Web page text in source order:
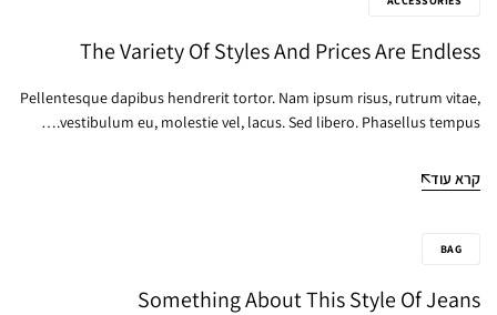
The Variety Of Styles And Prices Are Endless
Pellentesque dapibus hendrerit tortor. Nam ipsum risus, rutrum vitae,
vestibulum eu, molestie vel, lacus. Sed libero. Phasellus tempus.…
קרא עוד
BAG
Something About This Style Of Jeans